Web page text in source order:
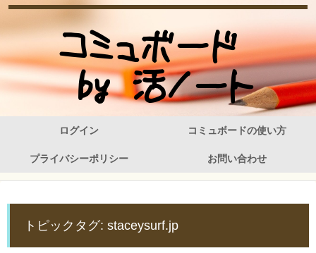
ログイン コミュボードの使い方
プライバシーポリシー お問い合わせ
トピックタグ: staceysurf.jp